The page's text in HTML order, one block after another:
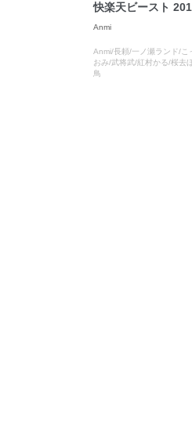
快楽天ビースト
Anmi
Anmi/長頼/一ノ瀬ランド/こ
おみ/武将武/紅村かる/桜去
鳥